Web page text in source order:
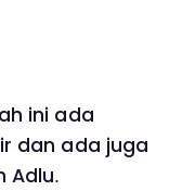
ini ada
dan ada juga
Adlu.